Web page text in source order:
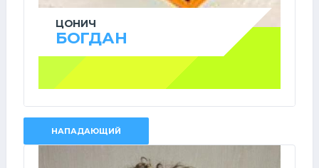
ЦОНИЧ
БОГДАН
НАПАДАЮЩИЙ